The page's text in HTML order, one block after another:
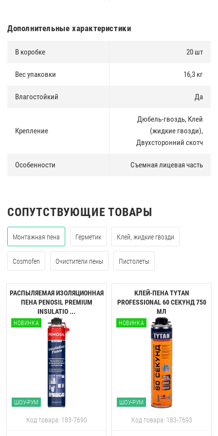
Дополнительные характеристики
В коробке 20 шт
Вес упаковки 16,3 кг
Влагостойкий Да
Крепление
Дюбель-гвоздь, Клей
(жидкие гвозди),
Двухсторонний скотч
Особенности Съемная лицевая часть
СОПУТСТВУЮЩИЕ ТОВАРЫ
Монтажная пена Герметик Клей, жидкие гвозди
Cosmofen Очистители пены Пистолеты
РАСПЫЛЯЕМАЯ ИЗОЛЯЦИОННАЯ
ПЕНА PENOSIL PREMIUM
INSULATIO ...
НОВИНКА
ШОУ-РУМ
Код товара: 183-7690
КЛЕЙ-ПЕНА TYTAN
PROFESSIONAL 60 CЕКУНД 750
МЛ
НОВИНКА
ШОУ-РУМ
Код товара: 183-7693